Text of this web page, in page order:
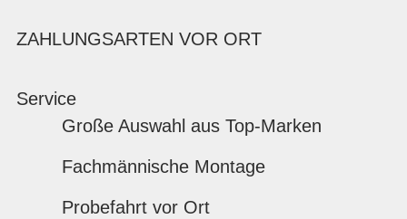
ZAHLUNGSARTEN VOR ORT
Service
Große Auswahl aus Top-Marken
Fachmännische Montage
Probefahrt vor Ort